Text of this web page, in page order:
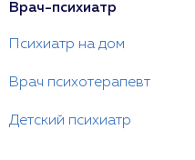
Врач-психиатр
Психиатр на дом
Врач психотерапевт
Детский психиатр